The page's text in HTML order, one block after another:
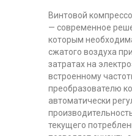
Винтовой
— современное
которым
сжатого воздуха
затратах на
встроенному
преобразователю
автоматически
текущего